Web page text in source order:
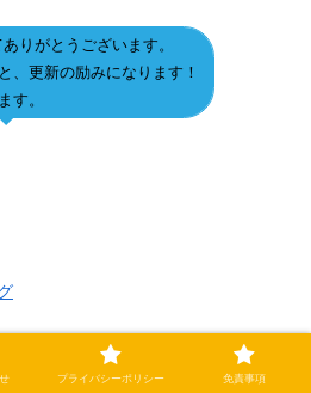
りがとうございます。
、更新の励みになります！
す。
プライバシーポリシー 免責事項